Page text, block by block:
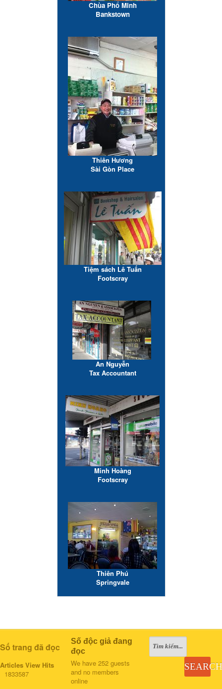
Chùa Phổ Minh
Bankstown
Thiên Hương
Sài Gòn Place
Tiệm sách Lê Tuấn
Footscray
An Nguyễn
Tax Accountant
Minh Hoàng
Footscray
Thiên Phú
Springvale
Số trang đã đọc
Articles View Hits
1833587
Số độc giả đang
đọc
We have 252 guests
and no members
online
SEARCH